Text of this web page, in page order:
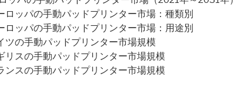
ロッパの手動パッドプリンター市場：種類別
ロッパの手動パッドプリンター市場：用途別
ツの手動パッドプリンター市場規模
リスの手動パッドプリンター市場規模
ンスの手動パッドプリンター市場規模